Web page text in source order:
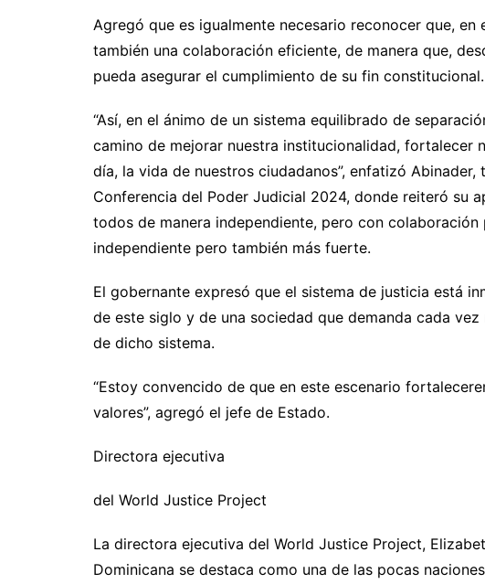
Agregó que es igualmente necesario reconocer que,
también una colaboración eficiente, de manera que,
pueda asegurar el cumplimiento de su fin constitucional.
“Así, en el ánimo de un sistema equilibrado de
camino de mejorar nuestra institucionalidad, fortalecer
día, la vida de nuestros ciudadanos”, enfatizó
Conferencia del Poder Judicial 2024, donde reiteró su
todos de manera independiente, pero con colaboración
independiente pero también más fuerte.
El gobernante expresó que el sistema de justicia está
de este siglo y de una sociedad que demanda cada
de dicho sistema.
“Estoy convencido de que en este escenario
valores”, agregó el jefe de Estado.
Directora ejecutiva
del World Justice Project
La directora ejecutiva del World Justice Project,
Dominicana se destaca como una de las pocas